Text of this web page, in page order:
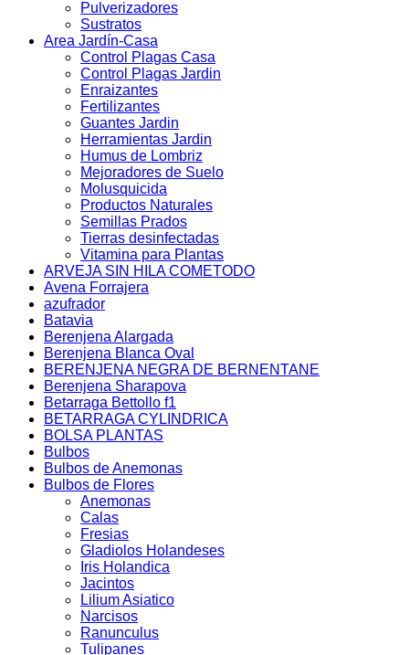
Pulverizadores
Sustratos
Area Jardín-Casa
Control Plagas Casa
Control Plagas Jardin
Enraizantes
Fertilizantes
Guantes Jardin
Herramientas Jardin
Humus de Lombriz
Mejoradores de Suelo
Molusquicida
Productos Naturales
Semillas Prados
Tierras desinfectadas
Vitamina para Plantas
ARVEJA SIN HILA COMETODO
Avena Forrajera
azufrador
Batavia
Berenjena Alargada
Berenjena Blanca Oval
BERENJENA NEGRA DE BERNENTANE
Berenjena Sharapova
Betarraga Bettollo f1
BETARRAGA CYLINDRICA
BOLSA PLANTAS
Bulbos
Bulbos de Anemonas
Bulbos de Flores
Anemonas
Calas
Fresias
Gladiolos Holandeses
Iris Holandica
Jacintos
Lilium Asiatico
Narcisos
Ranunculus
Tulipanes